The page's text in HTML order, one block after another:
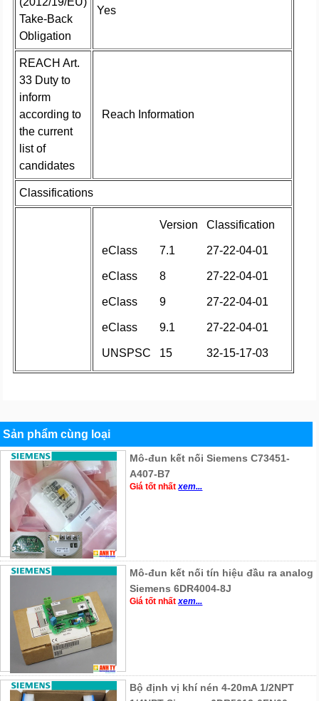
Take-Back
Obligation
Yes
REACH Art.
33 Duty to
inform
according to
the current
list of
candidates
Reach Information
Classifications
Version Classification
eClass 7.1 27-22-04-01
eClass 8 27-22-04-01
eClass 9 27-22-04-01
eClass 9.1 27-22-04-01
UNSPSC 15 32-15-17-03
Sản phẩm cùng loại
Mô-đun kết nối Siemens C73451-
A407-B7
Giá tốt nhấtxem...
Mô-đun kết nối tín hiệu đầu ra analog
Siemens 6DR4004-8J
Giá tốt nhấtxem...
Bộ định vị khí nén 4-20mA 1/2NPT